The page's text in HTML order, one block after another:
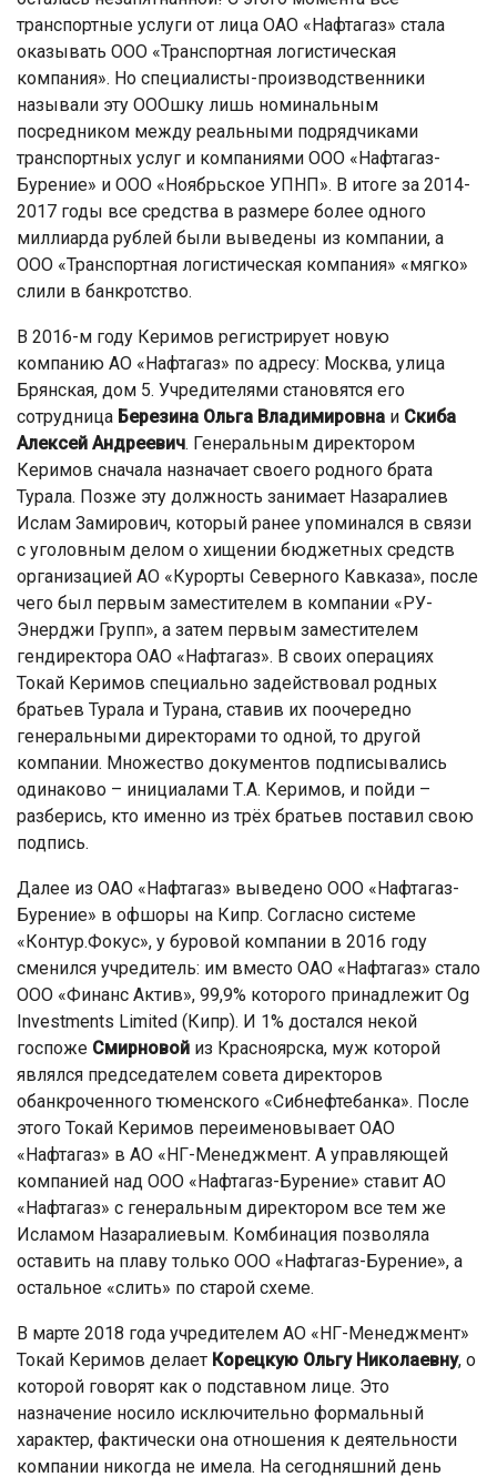
транспортные услуги от лица ОАО «Нафтагаз» стала
оказывать ООО «Транспортная логистическая
компания». Но специалисты-производственники
называли эту ОООшку лишь номинальным
посредником между реальными подрядчиками
транспортных услуг и компаниями ООО «Нафтагаз-
Бурение» и ООО «Ноябрьское УПНП». В итоге за 2014-
2017 годы все средства в размере более одного
миллиарда рублей были выведены из компании, а
ООО «Транспортная логистическая компания» «мягко»
слили в банкротство.
В 2016-м году Керимов регистрирует новую
компанию АО «Нафтагаз» по адресу: Москва, улица
Брянская, дом 5. Учредителями становятся его
сотрудница Березина Ольга Владимировна и Скиба
Алексей Андреевич. Генеральным директором
Керимов сначала назначает своего родного брата
Турала. Позже эту должность занимает Назаралиев
Ислам Замирович, который ранее упоминался в связи
с уголовным делом о хищении бюджетных средств
организацией АО «Курорты Северного Кавказа», после
чего был первым заместителем в компании «РУ-
Энерджи Групп», а затем первым заместителем
гендиректора ОАО «Нафтагаз». В своих операциях
Токай Керимов специально задействовал родных
братьев Турала и Турана, ставив их поочередно
генеральными директорами то одной, то другой
компании. Множество документов подписывались
одинаково – инициалами Т.А. Керимов, и пойди –
разберись, кто именно из трёх братьев поставил свою
подпись.
Далее из ОАО «Нафтагаз» выведено ООО «Нафтагаз-
Бурение» в офшоры на Кипр. Согласно системе
«Контур.Фокус», у буровой компании в 2016 году
сменился учредитель: им вместо ОАО «Нафтагаз» стало
ООО «Финанс Актив», 99,9% которого принадлежит Og
Investments Limited (Кипр). И 1% достался некой
госпоже Смирновой из Красноярска, муж которой
являлся председателем совета директоров
обанкроченного тюменского «Сибнефтебанка». После
этого Токай Керимов переименовывает ОАО
«Нафтагаз» в АО «НГ-Менеджмент. А управляющей
компанией над ООО «Нафтагаз-Бурение» ставит АО
«Нафтагаз» с генеральным директором все тем же
Исламом Назаралиевым. Комбинация позволяла
оставить на плаву только ООО «Нафтагаз-Бурение», а
остальное «слить» по старой схеме.
В марте 2018 года учредителем АО «НГ-Менеджмент»
Токай Керимов делает Корецкую Ольгу Николаевну, о
которой говорят как о подставном лице. Это
назначение носило исключительно формальный
характер, фактически она отношения к деятельности
компании никогда не имела. На сегодняшний день